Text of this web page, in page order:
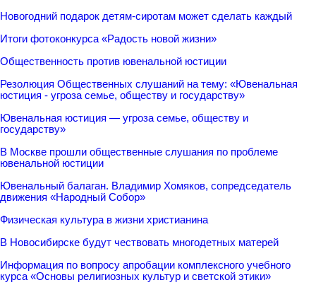
Новогодний подарок детям-сиротам может сделать каждый
Итоги фотоконкурса «Радость новой жизни»
Общественность против ювенальной юстиции
Резолюция Общественных слушаний на тему: «Ювенальная
юстиция - угроза семье, обществу и государству»
Ювенальная юстиция — угроза семье, обществу и
государству»
В Москве прошли общественные слушания по проблеме
ювенальной юстиции
Ювенальный балаган. Владимир Хомяков, сопредседатель
движения «Народный Собор»
Физическая культура в жизни христианина
В Новосибирске будут чествовать многодетных матерей
Информация по вопросу апробации комплексного учебного
курса «Основы религиозных культур и светской этики»